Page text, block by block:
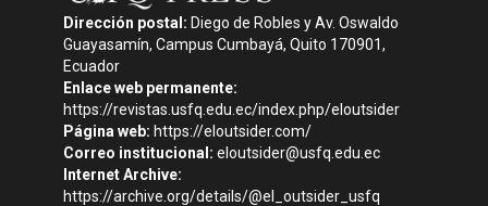
Dirección postal: Diego de Robles y Av. Oswaldo
Guayasamín, Campus Cumbayá, Quito 170901,
Ecuador
Enlace web permanente:
https://revistas.usfq.edu.ec/index.php/eloutsider
Página web: https://eloutsider.com/
Correo institucional: eloutsider@usfq.edu.ec
Internet Archive:
https://archive.org/details/@el_outsider_usfq